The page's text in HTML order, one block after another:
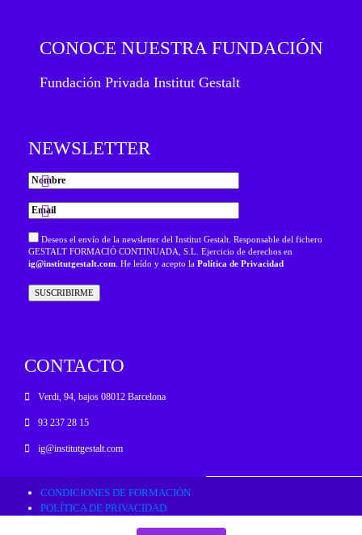
CONOCE NUESTRA FUNDACIÓN
Fundación Privada Institut Gestalt
NEWSLETTER
Deseos el envío de la newsletter del Institut Gestalt. Responsable del fichero
GESTALT FORMACIÓ CONTINUADA, S.L. Ejercicio de derechos en
ig@institutgestalt.com . He leído y acepto la Política de Privacidad
CONTACTO
Verdi, 94, bajos 08012 Barcelona
93 237 28 15
ig@institutgestalt.com
CONDICIONES DE FORMACIÓN
POLÍTICA DE PRIVACIDAD